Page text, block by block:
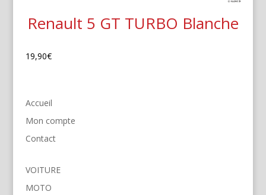
Renault 5 GT TURBO Blanche
19,90€
Accueil
Mon compte
Contact
VOITURE
MOTO